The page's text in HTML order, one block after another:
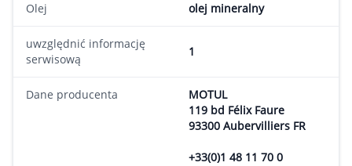
Olej olej mineralny
uwzględnić informację
serwisową
1
Dane producenta
MOTUL
119 bd Félix Faure
93300 Aubervilliers FR
+33(0)1 48 11 70 0